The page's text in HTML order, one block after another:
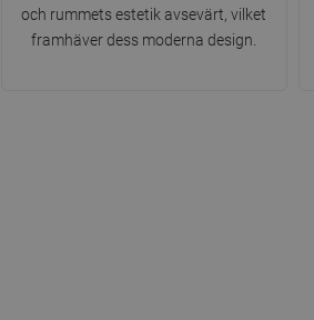
och rummets estetik avsevärt, vilket
framhäver dess moderna design.